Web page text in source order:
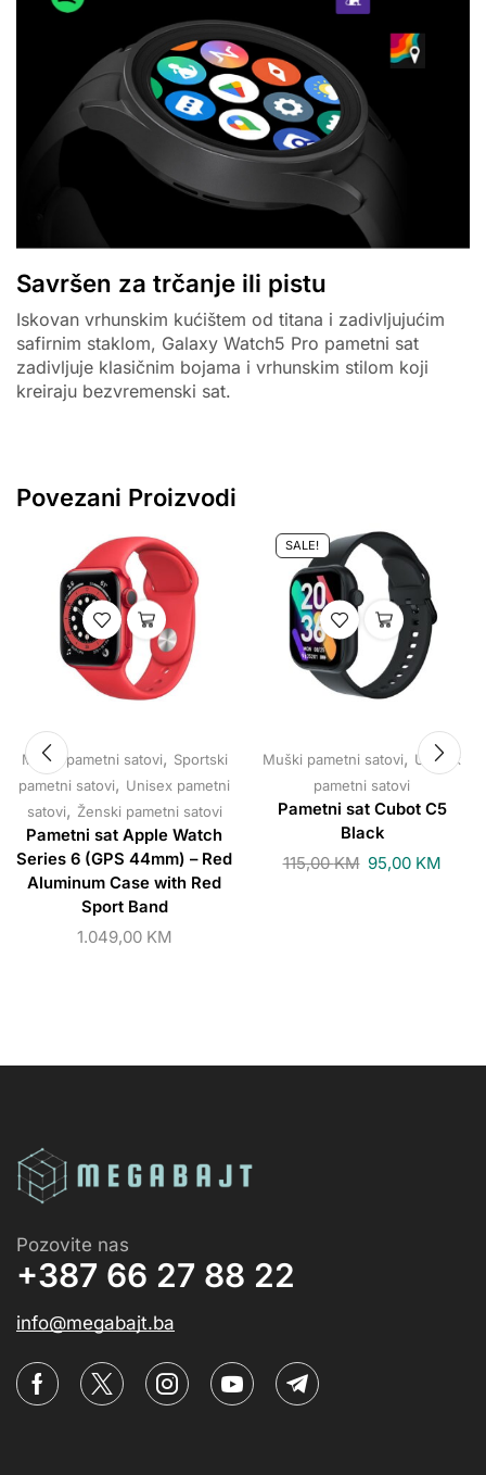
Savršen za trčanje ili pistu
Iskovan vrhunskim kućištem od titana i zadivljujućim
safirnim staklom, Galaxy Watch5 Pro pametni sat
zadivljuje klasičnim bojama i vrhunskim stilom koji
kreiraju bezvremenski sat.
Povezani Proizvodi
Muški pametni satovi, Sportski
pametni satovi, Unisex pametni
satovi, Ženski pametni satovi
Pametni sat Apple Watch
Series 6 (GPS 44mm) – Red
Aluminum Case with Red
Sport Band
1.049,00 KM
SALE!
Muški pametni satovi, Unisex
pametni satovi
Pametni sat Cubot C5
Black
115,00KM 95,00 KM
Pozovite nas
+387 66 27 88 22
info@megabajt.ba